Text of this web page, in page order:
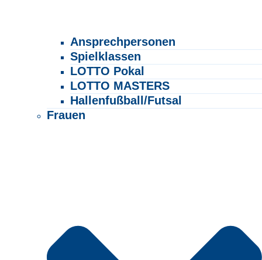
Ansprechpersonen
Spielklassen
LOTTO Pokal
LOTTO MASTERS
Hallenfußball/Futsal
Frauen